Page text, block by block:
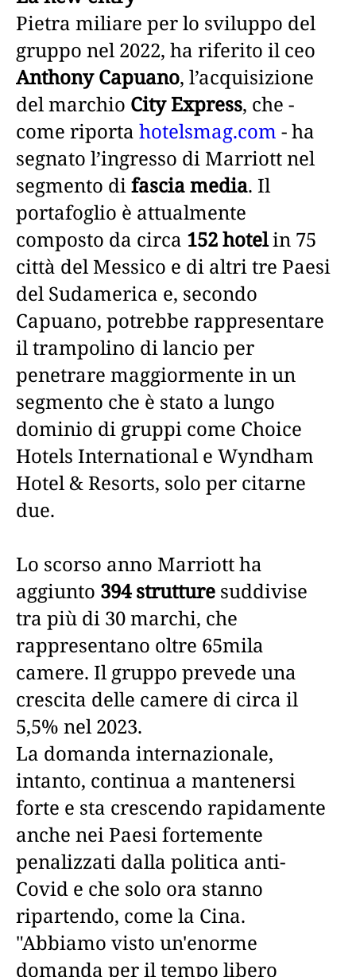
Pietra miliare per lo sviluppo del
gruppo nel 2022, ha riferito il ceo
Anthony Capuano, l’acquisizione
del marchio City Express, che -
come riporta hotelsmag.com - ha
segnato l’ingresso di Marriott nel
segmento difascia media. Il
portafoglio è attualmente
composto da circa 152 hotelin 75
città del Messico e di altri tre Paesi
del Sudamerica e, secondo
Capuano, potrebbe rappresentare
il trampolino di lancio per
penetrare maggiormente in un
segmento che è stato a lungo
dominio di gruppi come Choice
Hotels International e Wyndham
Hotel & Resorts, solo per citarne
due.
Lo scorso anno Marriott ha
aggiunto 394 strutture suddivise
tra più di 30 marchi, che
rappresentano oltre 65mila
camere. Il gruppo prevede una
crescita delle camere di circa il
5,5% nel 2023.
La domanda internazionale,
intanto, continua a mantenersi
forte e sta crescendo rapidamente
anche nei Paesi fortemente
penalizzati dalla politica anti-
Covid e che solo ora stanno
ripartendo, come la Cina.
"Abbiamo visto un'enorme
domanda per il tempo libero